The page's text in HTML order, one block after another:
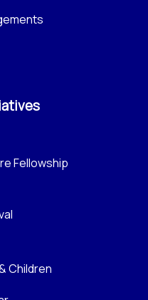
Fellowship
Children